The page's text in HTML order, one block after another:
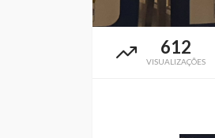
612
VISUALIZAÇÕES